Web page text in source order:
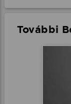
További